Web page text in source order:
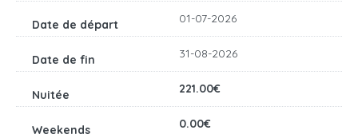
01-07-2026
31-08-2026
221.00€
0.00€